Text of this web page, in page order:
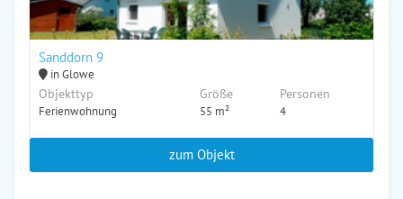
Sanddorn 9
in Glowe
Objekttyp
Ferienwohnung
Größe
55 m²
Personen
4
zum Objekt